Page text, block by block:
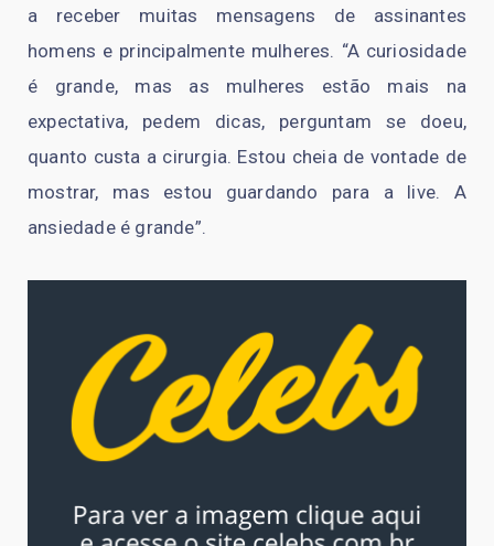
a receber muitas mensagens de assinantes
homens e principalmente mulheres. “A curiosidade
é grande, mas as mulheres estão mais na
expectativa, pedem dicas, perguntam se doeu,
quanto custa a cirurgia. Estou cheia de vontade de
mostrar, mas estou guardando para a live. A
ansiedade é grande”.